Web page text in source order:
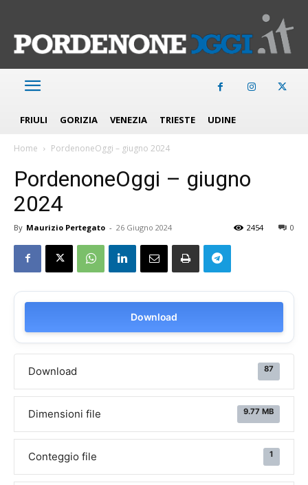
FRIULI GORIZIA VENEZIA TRIESTE UDINE
Home PordenoneOggi – giugno 2024
PordenoneOggi – giugno
2024
By Maurizio Pertegato - 26 Giugno 2024 0
2454
Download
Download 87
Dimensioni file 9.77 MB
Conteggio file 1